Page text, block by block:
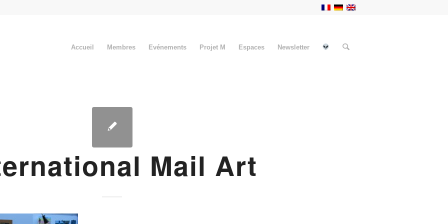
Accueil Membres Evénements Projet M Espaces Newsletter
Mail Art